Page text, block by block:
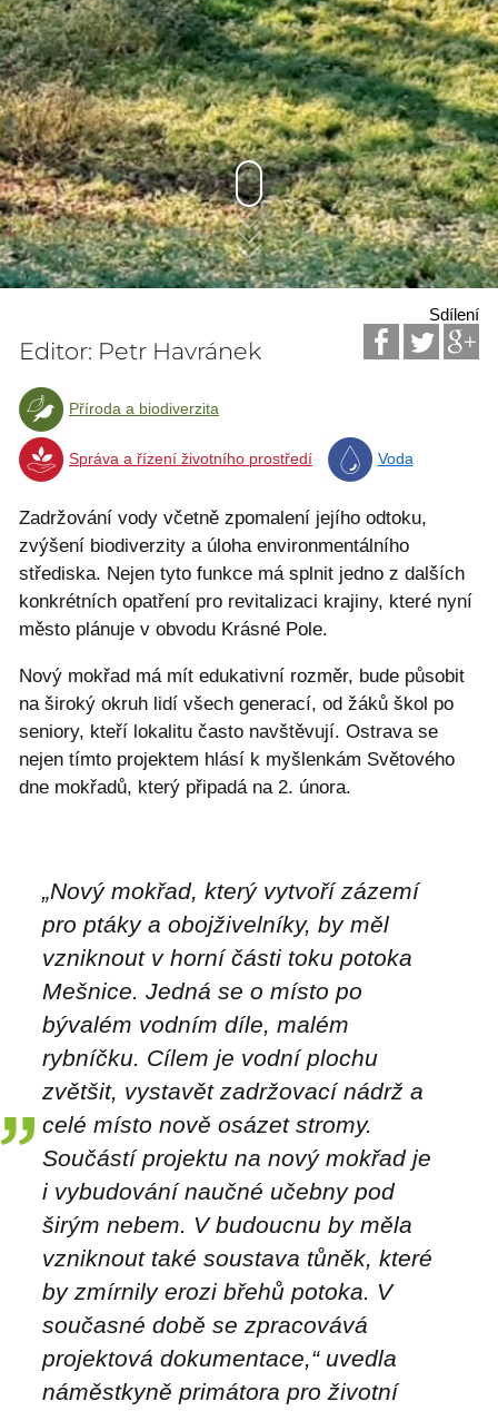
Sdílení
Editor: Petr Havránek
Příroda a biodiverzita
Správa a řízení životního prostředí Voda
Zadržování vody včetně zpomalení jejího odtoku,
zvýšení biodiverzity a úloha environmentálního
střediska. Nejen tyto funkce má splnit jedno z dalších
konkrétních opatření pro revitalizaci krajiny, které nyní
město plánuje v obvodu Krásné Pole.
Nový mokřad má mít edukativní rozměr, bude působit
na široký okruh lidí všech generací, od žáků škol po
seniory, kteří lokalitu často navštěvují. Ostrava se
nejen tímto projektem hlásí k myšlenkám Světového
dne mokřadů, který připadá na 2. února.
„Nový mokřad, který vytvoří zázemí
pro ptáky a obojživelníky, by měl
vzniknout v horní části toku potoka
Mešnice. Jedná se o místo po
bývalém vodním díle, malém
rybníčku. Cílem je vodní plochu
zvětšit, vystavět zadržovací nádrž a
celé místo nově osázet stromy.
Součástí projektu na nový mokřad je
i vybudování naučné učebny pod
širým nebem. V budoucnu by měla
vzniknout také soustava tůněk, které
by zmírnily erozi břehů potoka. V
současné době se zpracovává
projektová dokumentace,“ uvedla
náměstkyně primátora pro životní